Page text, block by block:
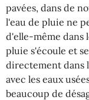
pavées, dans de
l'eau de pluie ne
d'elle-même dans
pluie s'écoule et
directement dans
avec les eaux
beaucoup de